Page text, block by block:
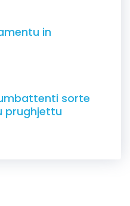
in
sorte
prughjettu